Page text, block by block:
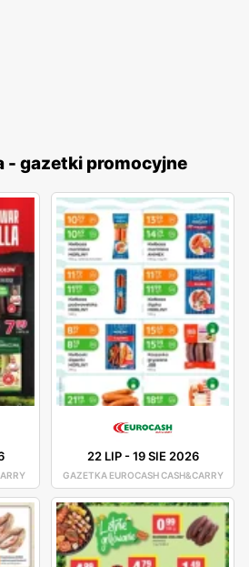
- gazetki promocyjne
22 LIP-19 SIE 2026
GAZETKA EUROCASH CASH&CARRY